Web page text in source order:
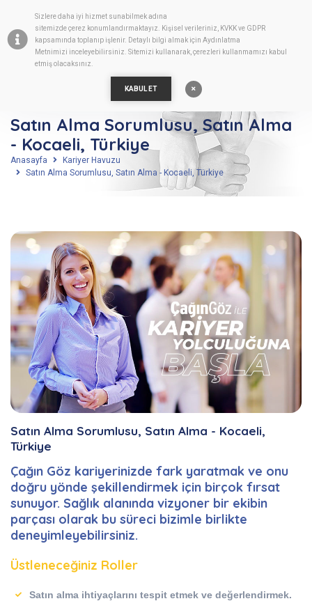
Sizlere daha iyi hizmet sunabilmek adına
sitemizdeçerez konumlandırmaktayız. Kişisel verileriniz, KVKK ve GDPR
kapsamında toplanıp işlenir. Detaylı bilgi almak için Aydınlatma
Metnimizi inceleyebilirsiniz. Sitemizi kullanarak, çerezleri kullanmamızı kabul
etmiş olacaksınız.
KABUL ET
Satın Alma Sorumlusu, Satın Alma
- Kocaeli, Türkiye
Anasayfa
Kariyer Havuzu
Satın Alma Sorumlusu, Satın Alma - Kocaeli, Türkiye
Satın Alma Sorumlusu, Satın Alma - Kocaeli,
Türkiye
Çağın Göz kariyerinizde fark yaratmak ve onu
doğru yönde şekillendirmek için birçok fırsat
sunuyor. Sağlık alanında vizyoner bir ekibin
parçası olarak bu süreci bizimle birlikte
deneyimleyebilirsiniz.
Üstleneceğiniz Roller
Satın alma ihtiyaçlarını tespit etmek ve değerlendirmek.